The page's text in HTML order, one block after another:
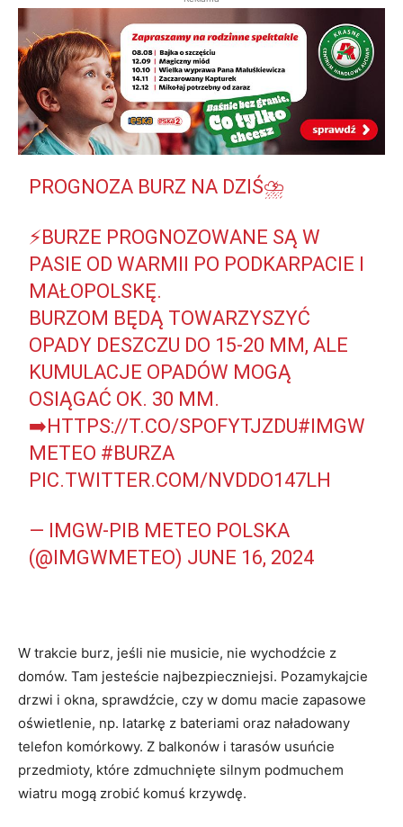
PROGNOZA BURZ NA DZIŚ⛈️
⚡️BURZE PROGNOZOWANE SĄ W
PASIE OD WARMII PO PODKARPACIE I
MAŁOPOLSKĘ.
️BURZOM BĘDĄ TOWARZYSZYĆ
OPADY DESZCZU DO 15-20 MM, ALE
KUMULACJE OPADÓW MOGĄ
OSIĄGAĆ OK. 30 MM.
➡️ HTTPS://T.CO/SPOFYTJZDU#IMGW
METEO #BURZA
PIC.TWITTER.COM/NVDDO147LH
— IMGW-PIB METEO POLSKA
(@IMGWMETEO) JUNE 16, 2024
W trakcie burz, jeśli nie musicie, nie wychodźcie z
domów. Tam jesteście najbezpieczniejsi. Pozamykajcie
drzwi i okna, sprawdźcie, czy w domu macie zapasowe
oświetlenie, np. latarkę z bateriami oraz naładowany
telefon komórkowy. Z balkonów i tarasów usuńcie
przedmioty, które zdmuchnięte silnym podmuchem
wiatru mogą zrobić komuś krzywdę.